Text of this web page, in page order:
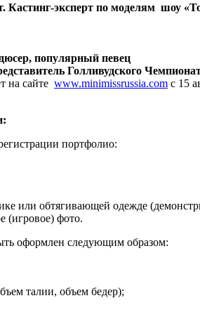
Кастинг-эксперт по моделям шоу
популярный певец
Голливудского
на сайте www.minimissrussia.com c 15
портфолио:
или обтягивающей одежде
(игровое) фото.
оформлен следующим образом:
талии, объем бедер);